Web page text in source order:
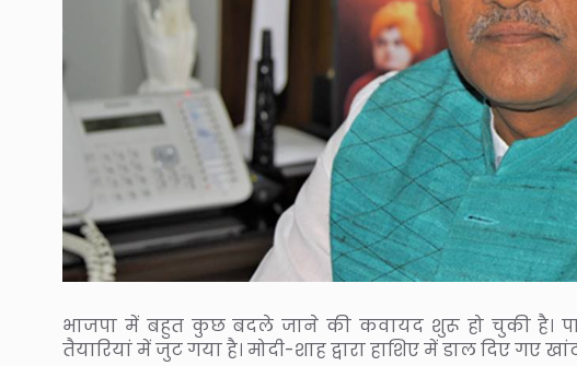
भाजपा में बहुत कुछ बदले जाने की कवायद शुरू हो चुकी है।
तैयारियां में जुट गया है। मोदी-शाह द्वारा हाशिए में डाल दिए